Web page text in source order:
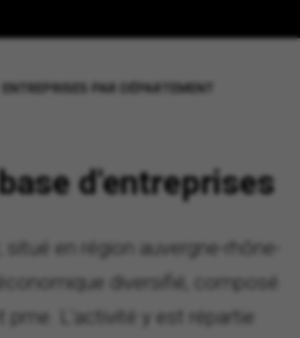
ENTREPRISES PAR DÉPARTEMENT
d'entreprises
situé en région auvergne-rhône-
diversifié, composé
pme. L'activité y est répartie